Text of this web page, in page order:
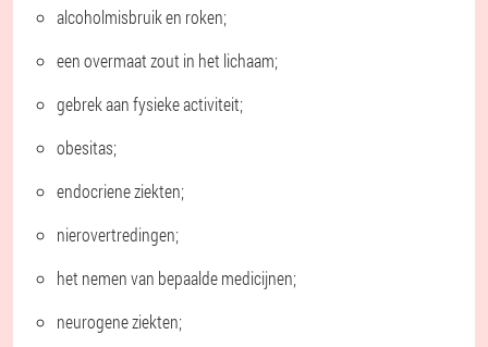
alcoholmisbruik en roken;
een overmaat zout in het lichaam;
gebrek aan fysieke activiteit;
obesitas;
endocriene ziekten;
nierovertredingen;
het nemen van bepaalde medicijnen;
neurogene ziekten;